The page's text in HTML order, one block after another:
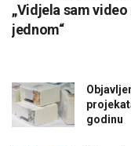
„Vidjela sam
jednom“
godinu